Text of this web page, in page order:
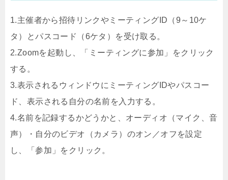
1.主催者から招待リンクやミーティングID（9～10ケ
タ）とパスコード（6ケタ）を受け取る。
2.Zoomを起動し、「ミーティングに参加」をクリック
する。
3.表示されるウィンドウにミーティングIDやパスコー
ド、表示される自分の名前を入力する。
4.名前を記録するかどうかと、オーディオ（マイク、音
声）・自分のビデオ（カメラ）のオン／オフを設定
し、「参加」をクリック。